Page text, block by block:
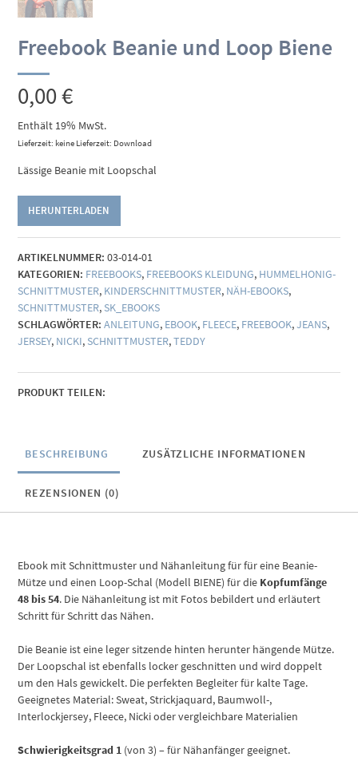
Freebook Beanie und Loop Biene
0,00€
Enthält 19% MwSt.
Lieferzeit: keine Lieferzeit: Download
Lässige Beanie mit Loopschal
HERUNTERLADEN
ARTIKELNUMMER: 03-014-01
KATEGORIEN: FREEBOOKS, FREEBOOKS KLEIDUNG, HUMMELHONIG-
SCHNITTMUSTER, KINDERSCHNITTMUSTER, NÄH-EBOOKS,
SCHNITTMUSTER, SK_EBOOKS
SCHLAGWÖRTER: ANLEITUNG, EBOOK, FLEECE, FREEBOOK,JEANS,
JERSEY, NICKI, SCHNITTMUSTER,TEDDY
PRODUKT TEILEN:
BESCHREIBUNG ZUSÄTZLICHE INFORMATIONEN
REZENSIONEN (0)
Ebook mit Schnittmuster und Nähanleitung für für eine Beanie-
Mütze und einen Loop-Schal (Modell BIENE) für die Kopfumfänge
48 bis 54. Die Nähanleitung ist mit Fotos bebildert und erläutert
Schritt für Schritt das Nähen.
Die Beanie ist eine leger sitzende hinten herunter hängende Mütze.
Der Loopschal ist ebenfalls locker geschnitten und wird doppelt
um den Hals gewickelt. Die perfekten Begleiter für kalte Tage.
Geeignetes Material: Sweat, Strickjaquard, Baumwoll-,
Interlockjersey, Fleece, Nicki oder vergleichbare Materialien
Schwierigkeitsgrad 1 (von 3) – für Nähanfänger geeignet.